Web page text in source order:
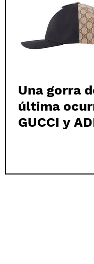
Una gorra
última
GUCCI y